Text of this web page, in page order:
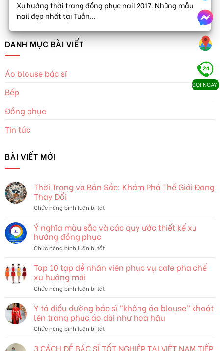
Xu hướng thời trang đồng phục nail 2017. Những mẫu
nail đẹp nhất tại Tuần...
DANH MỤC BÀI VIẾT
Áo blouse bác sĩ
Bếp
Đồng phục
Tin tức
BÀI VIẾT MỚI
Thời Trang và Bản Sắc: Khám Phá Thế Giới Đang
Thay Đổi
Chức năng bình luận bị tắtở
Trang
và
Sắc:
Phá
Đang
Đổi
Ý nghĩa màu sẵc và các quy ước thiết kế xu
hướng đồng phục
Chức năng bình luận bị tắtở
nghĩa
màu
và
quy
ước
thiết
kế
hướng
Top 10 tạp dề nhân viên phục vụ cafe pha chế
xu hướng mới
Chức năng bình luận bị tắtở
tạp
dề
nhân
phục
Y tá điều dưỡng bác sĩ “không áo blouse” khoát
lên trang phục áo dài như hoa hậu
Chức năng bình luận bị tắtở
tá
3 CÁCH ĐỂ BÁC SĨ TỐT NGHIỆP TẠI VIỆT NAM TIẾP
GỌI NGAY